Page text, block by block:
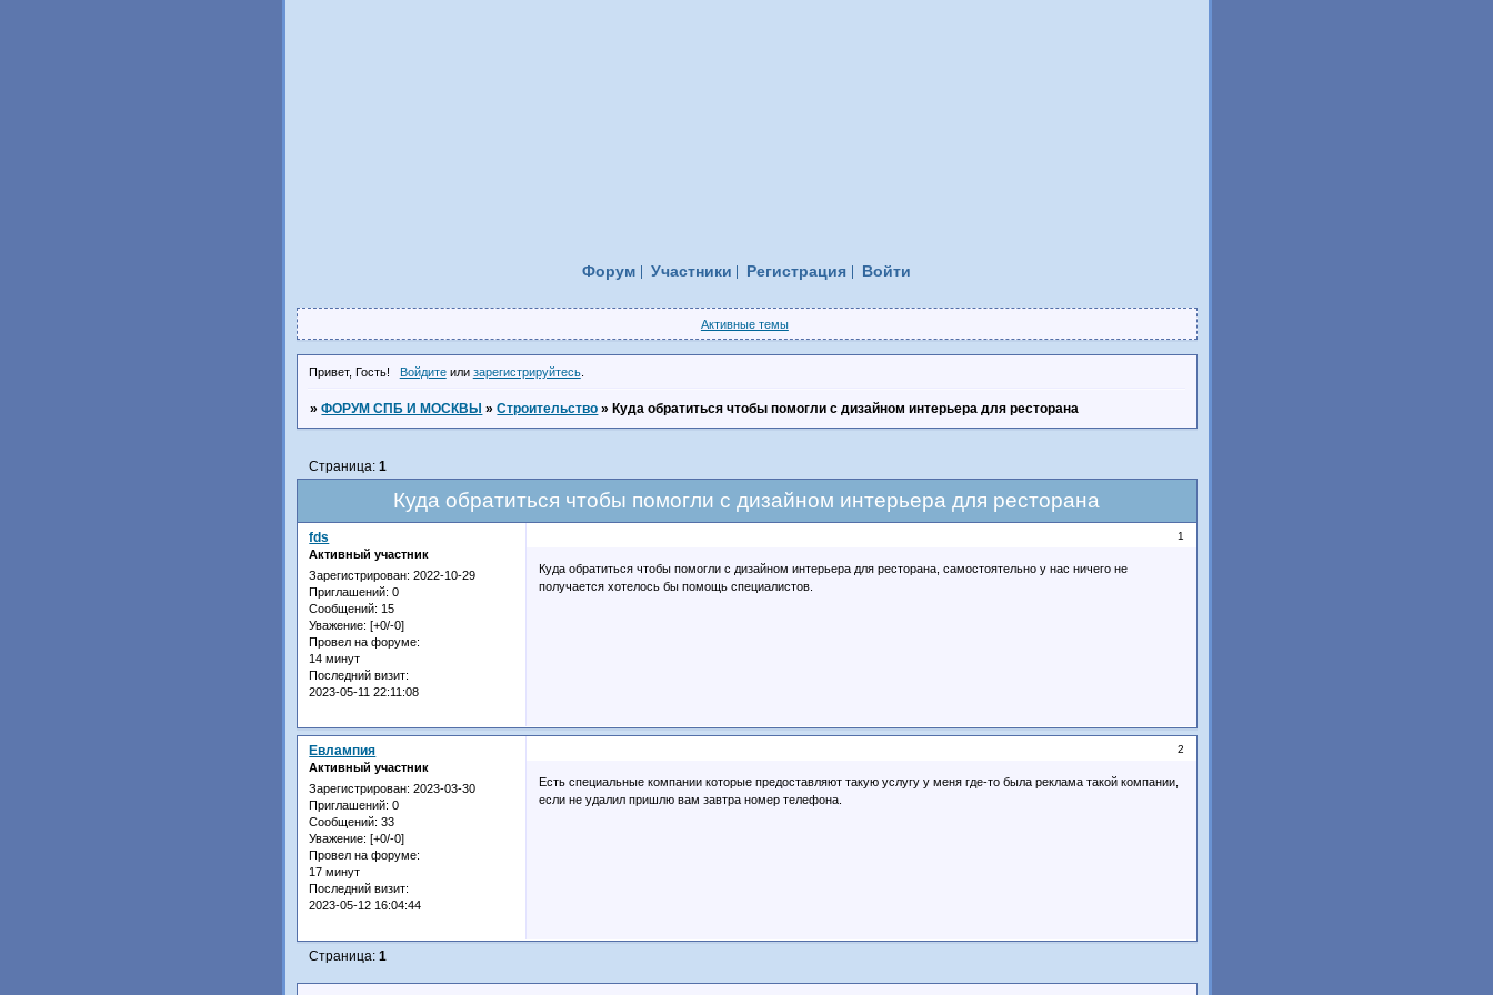
Форум Участники Регистрация Войти
Активные темы
Привет, Гость! Войдитеили зарегистрируйтесь.
»ФОРУМ СПБ И МОСКВЫ »Строительство » Куда обратиться чтобы помогли с дизайном интерьера для ресторана
Куда обратиться чтобы помогли с дизайном интерьера для ресторана
Страница:1
1
fds
Активный участник
Зарегистрирован: 2022-10-29
Приглашений: 0
Сообщений: 15
Уважение: [+0/-0]
Провел на форуме:
14 минут
Последний визит:
2023-05-11 22:11:08
Куда обратиться чтобы помогли с дизайном интерьера для ресторана, самостоятельно у нас ничего не
получается хотелось бы помощь специалистов.
2
Евлампия
Активный участник
Зарегистрирован: 2023-03-30
Приглашений: 0
Сообщений: 33
Уважение: [+0/-0]
Провел на форуме:
17 минут
Последний визит:
2023-05-12 16:04:44
Есть специальные компании которые предоставляют такую услугу у меня где-то была реклама такой компании,
если не удалил пришлю вам завтра номер телефона.
Страница:1